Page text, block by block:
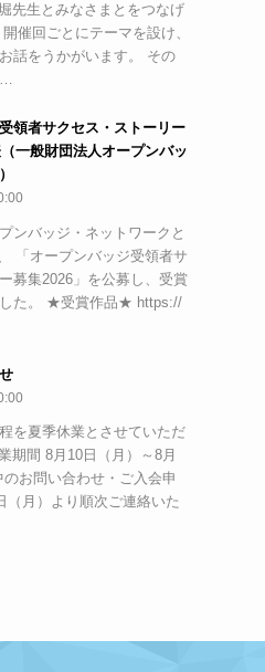
先生とみなさまとをつなげ
催回ごとにテーマを設け、
話をうかがいます。 その
…
領者サクセス・ストーリー
一般財団法人オープンバッ
ンバッジ・ネットワークと
「オープンバッジ受領者サ
募集2026」を公募し、受賞
した。 ★受賞作品★ https://
を夏季休業とさせていただ
期間 8月10日（月）～8月
お問い合わせ・ご入会申
（月）より順次ご連絡いた